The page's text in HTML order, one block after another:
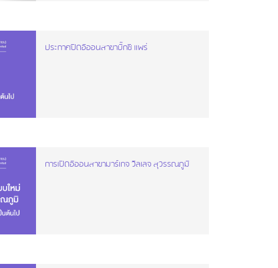
ประกาศปิดอิออนสาขาบิ๊กซี แพร่
การเปิดอิออนสาขามาร์เกจ วิลเลจ สุวรรณภูมิ